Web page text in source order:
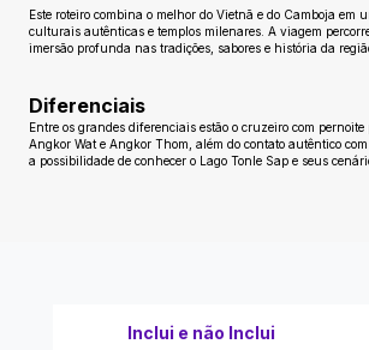
Este roteiro combina o melhor do Vietnã e do Camboja
culturais autênticas e templos milenares. A viagem
imersão profunda nas tradições, sabores e história da
Diferenciais
Entre os grandes diferenciais estão o cruzeiro com
Angkor Wat e Angkor Thom, além do contato autêntico
a possibilidade de conhecer o Lago Tonle Sap e seus
Inclui e não Inclui